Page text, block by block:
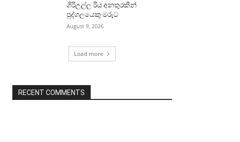
ගිරිඋල්ල රිය අනතුරකින්
පුද්ගලයෙකු මරුට
August 9, 2026
Load more
RECENT COMMENTS